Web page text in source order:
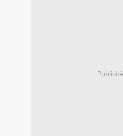
Publicité